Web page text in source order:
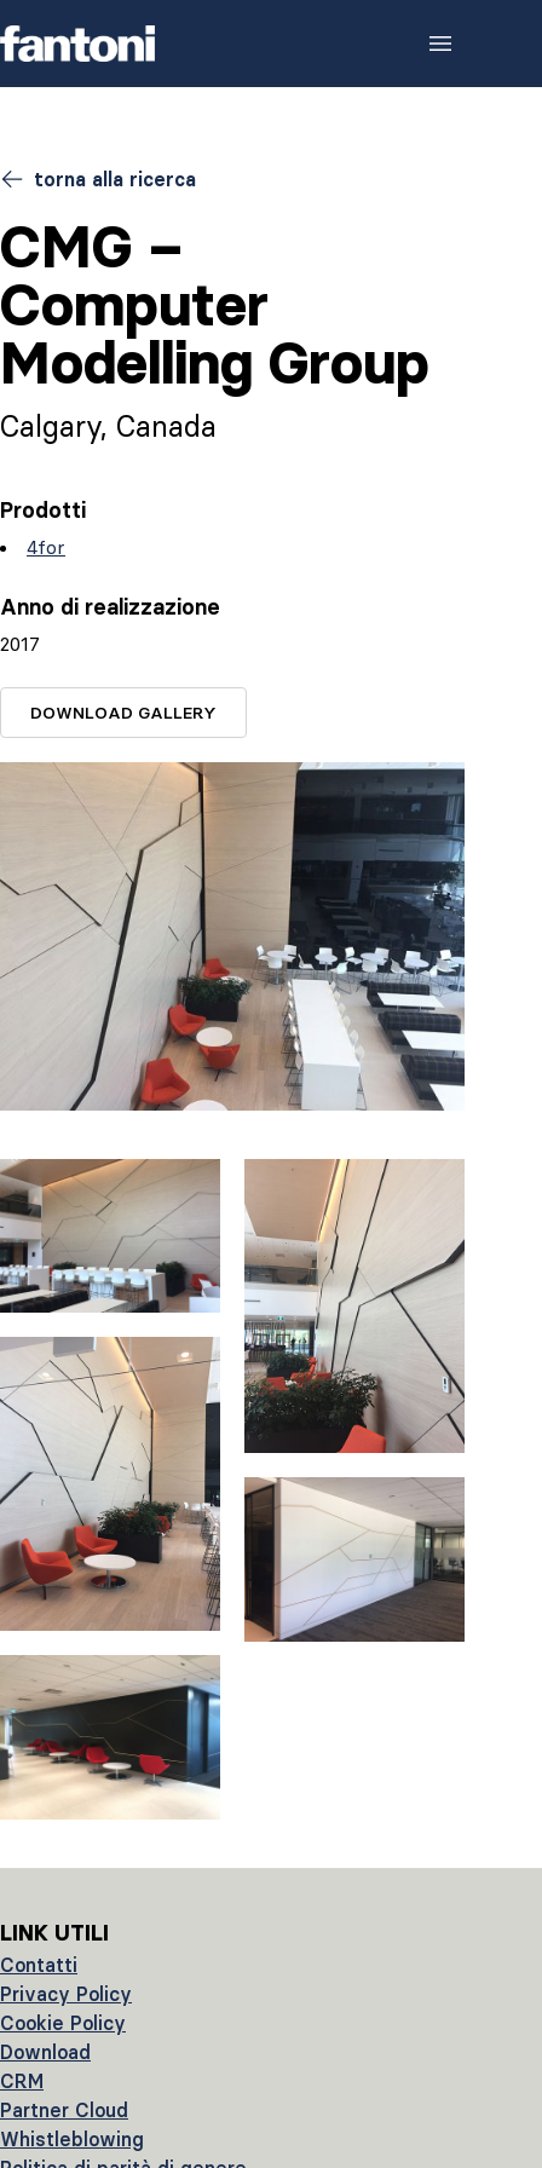
torna alla ricerca
CMG –
Computer
Modelling Group
Calgary, Canada
Prodotti
4for
Anno di realizzazione
2017
DOWNLOAD GALLERY
LINK UTILI
Contatti
Privacy Policy
Cookie Policy
Download
CRM
Partner Cloud
Whistleblowing